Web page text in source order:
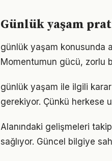
Günlük yaşam
günlük yaşam konusunda
Momentumun gücü, zorlu
günlük yaşam ile ilgili
gerekiyor. Çünkü herkese
Alanındaki gelişmeleri
sağlıyor. Güncel bilgiye